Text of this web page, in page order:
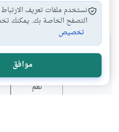
الانسان
هل انتفعت
نعم
نستخدم ملفات تعريف
التصفح الخاصة بك. يمكنك
تخصيص
موافق